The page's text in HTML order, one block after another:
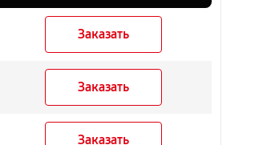
Заказать
Заказать
Заказать